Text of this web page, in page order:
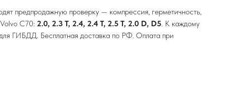
предпродажную проверку — компрессия, герметичность,
C70: 2.0, 2.3 T, 2.4, 2.4 T, 2.5 T, 2.0 D, D5. К каждому
ГИБДД. Бесплатная доставка по РФ. Оплата при